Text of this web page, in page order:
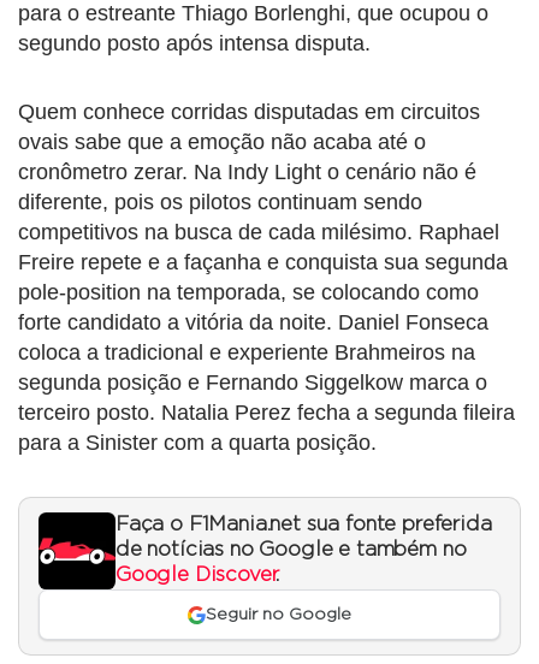
para o estreante Thiago Borlenghi, que ocupou o
segundo posto após intensa disputa.
Quem conhece corridas disputadas em circuitos
ovais sabe que a emoção não acaba até o
cronômetro zerar. Na Indy Light o cenário não é
diferente, pois os pilotos continuam sendo
competitivos na busca de cada milésimo. Raphael
Freire repete e a façanha e conquista sua segunda
pole-position na temporada, se colocando como
forte candidato a vitória da noite. Daniel Fonseca
coloca a tradicional e experiente Brahmeiros na
segunda posição e Fernando Siggelkow marca o
terceiro posto. Natalia Perez fecha a segunda fileira
para a Sinister com a quarta posição.
Faça o F1Mania.net sua fonte preferida
de notícias no Google e também no
Google Discover.
Seguir no Google